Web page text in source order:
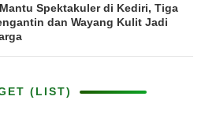
Spektakuler di Kediri, Tiga
dan Wayang Kulit Jadi
(LIST)